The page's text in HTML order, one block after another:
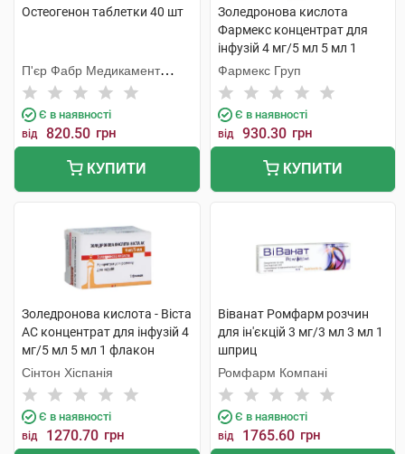
Остеогенон таблетки 40 шт
П'єр Фабр Медикамент
Продакшн
Є в наявності
від 820.50 грн
КУПИТИ
Золедронова кислота
Фармекс концентрат для
інфузій 4 мг/5 мл 5 мл 1
флакон
Фармекс Груп
Є в наявності
від 930.30 грн
КУПИТИ
Золедронова кислота - Віста
АС концентрат для інфузій 4
мг/5 мл 5 мл 1 флакон
Сінтон Хіспанія
Є в наявності
від 1270.70 грн
Віванат Ромфарм розчин
для ін'єкцій 3 мг/3 мл 3 мл 1
шприц
Ромфарм Компані
Є в наявності
від 1765.60 грн